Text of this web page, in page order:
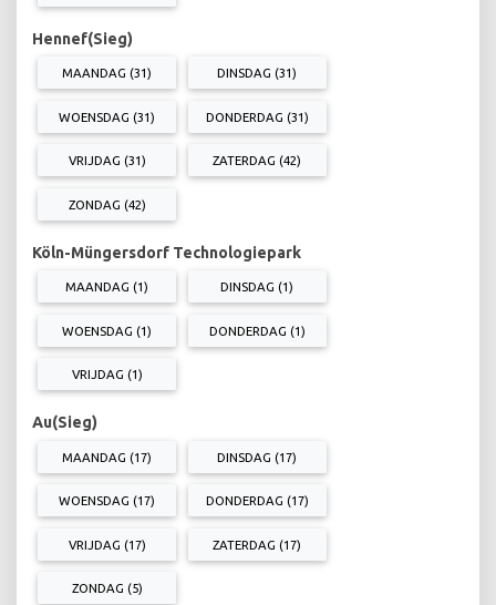
Hennef(Sieg)
MAANDAG (31) DINSDAG (31)
WOENSDAG (31) DONDERDAG (31)
VRIJDAG (31) ZATERDAG (42)
ZONDAG (42)
Köln-Müngersdorf Technologiepark
MAANDAG (1) DINSDAG (1)
WOENSDAG (1) DONDERDAG (1)
VRIJDAG (1)
Au(Sieg)
MAANDAG (17) DINSDAG (17)
WOENSDAG (17) DONDERDAG (17)
VRIJDAG (17) ZATERDAG (17)
ZONDAG (5)